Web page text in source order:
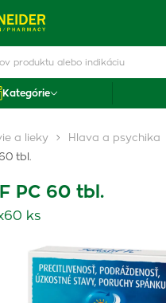
Kategórie
a lieky Hlava a psychika
tbl.
PC 60 tbl.
ks